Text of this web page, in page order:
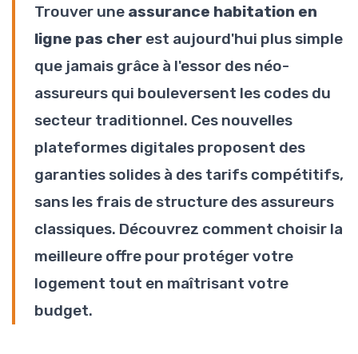
Trouver une assurance habitation en
ligne pas cher est aujourd'hui plus simple
que jamais grâce à l'essor des néo-
assureurs qui bouleversent les codes du
secteur traditionnel. Ces nouvelles
plateformes digitales proposent des
garanties solides à des tarifs compétitifs,
sans les frais de structure des assureurs
classiques. Découvrez comment choisir la
meilleure offre pour protéger votre
logement tout en maîtrisant votre
budget.